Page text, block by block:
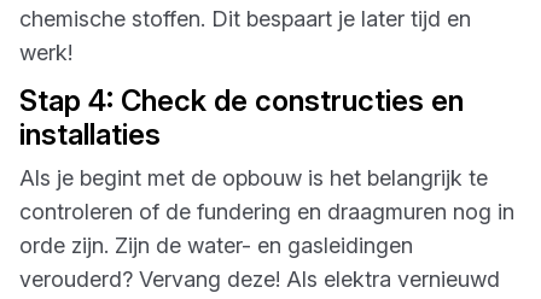
chemische stoffen. Dit bespaart je later tijd en
werk!
Stap 4: Check de constructies en
installaties
Als je begint met de opbouw is het belangrijk te
controleren of de fundering en draagmuren nog in
orde zijn. Zijn de water- en gasleidingen
verouderd? Vervang deze! Als elektra vernieuwd